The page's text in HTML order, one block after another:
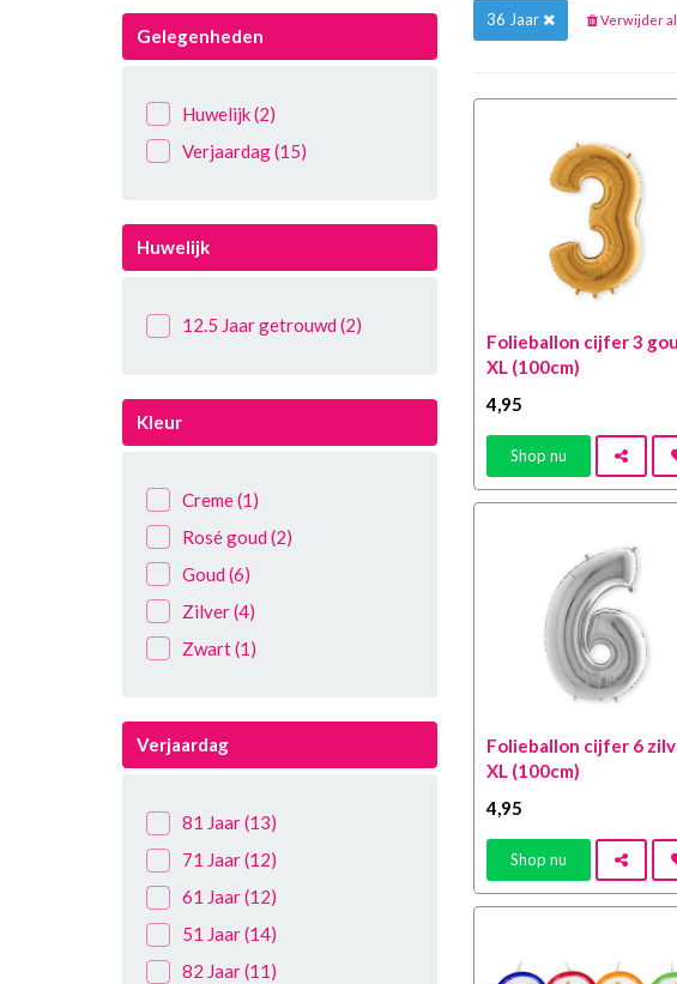
Gelegenheden
Huwelijk(2)
Verjaardag(15)
Huwelijk
12.5 Jaar getrouwd (2)
Kleur
Creme(1)
Rosé goud (2)
Goud (6)
Zilver(4)
Zwart(1)
Verjaardag
81 Jaar(13)
71 Jaar(12)
61 Jaar(12)
51 Jaar(14)
82 Jaar(11)
36 Jaar Verwijder
Folieballon cijfer 3
XL (100cm)
4,95
Shop nu
Folieballon cijfer 6
XL (100cm)
4,95
Shop nu